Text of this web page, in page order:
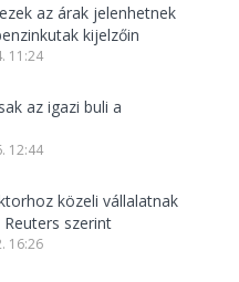
az árak jelenhetnek
kijelzőin
11:24
az igazi buli a
12:44
közeli vállalatnak
szerint
16:26